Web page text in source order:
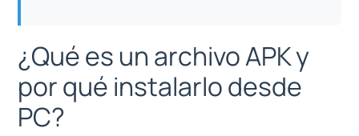
¿Qué es un archivo APK y
por qué instalarlo desde
PC?